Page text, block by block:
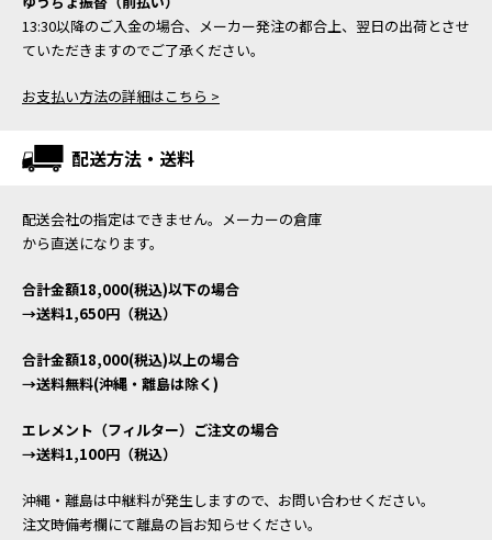
13:30以降のご入金の場合、メーカー発注の都合上、翌日の出荷とさせ
ていただきますのでご了承ください。
お支払い方法の詳細はこちら >
配送方法・送料
配送会社の指定はできません。メーカーの倉庫
から直送になります。
合計金額18,000(税込)以下の場合
→送料1,650円（税込）
合計金額18,000(税込)以上の場合
→送料無料(沖縄・離島は除く)
エレメント（フィルター）ご注文の場合
→送料1,100円（税込）
沖縄・離島は中継料が発生しますので、お問い合わせください。
注文時備考欄にて離島の旨お知らせください。